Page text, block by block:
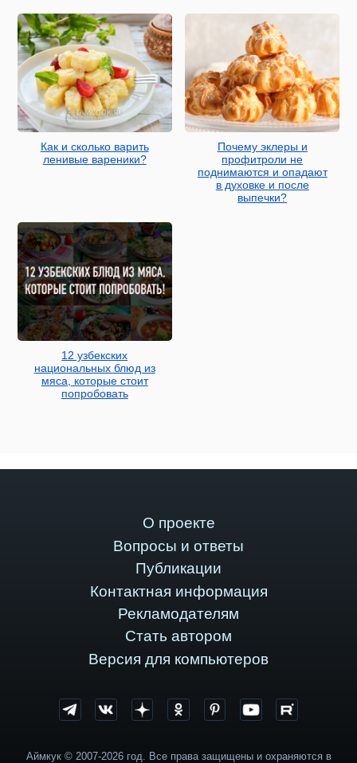
Как и сколько варить
ленивые вареники?
Почему эклеры и
профитроли не
поднимаются и опадают
в духовке и после
выпечки?
12 узбекских
национальных блюд из
мяса, которые стоит
попробовать
О проекте
Вопросы и ответы
Публикации
Контактная информация
Рекламодателям
Стать автором
Версия для компьютеров
Аймкук © 2007-2026 год. Все права защищены и охраняются в